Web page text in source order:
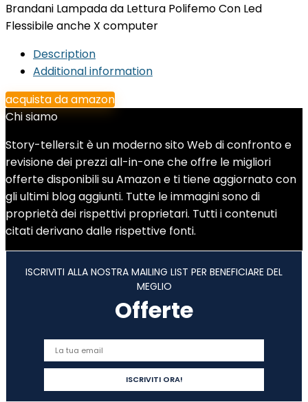
Brandani Lampada da Lettura Polifemo Con Led
Flessibile anche X computer
Description
Additional information
acquista da amazon
Chi siamo
Story-tellers.it è un moderno sito Web di confronto e
revisione dei prezzi all-in-one che offre le migliori
offerte disponibili su Amazon e ti tiene aggiornato con
gli ultimi blog aggiunti. Tutte le immagini sono di
proprietà dei rispettivi proprietari. Tutti i contenuti
citati derivano dalle rispettive fonti.
ISCRIVITI ALLA NOSTRA MAILING LIST PER BENEFICIARE DEL
MEGLIO
Offerte